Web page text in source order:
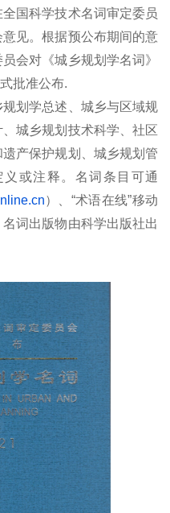
国科学技术名词审定委员
见。根据预公布期间的意
会对《城乡规划学名词》
批准公布.
划学总述、城乡与区域规
城乡规划技术科学、社区
产保护规划、城乡规划管
义或注释。名词条目可通
）、“术语在线”移动
词出版物由科学出版社出